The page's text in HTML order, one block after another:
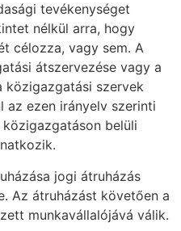
tevékenységet
nélkül arra, hogy
célozza, vagy sem. A
átszervezése vagy a
közigazgatási szervek
az ezen irányelv szerinti
belüli
jogi átruházás
Az átruházást követően a
munkavállalójává válik.